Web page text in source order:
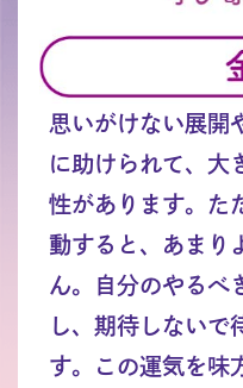
思いがけない展開
に助けられて、大
性があります。た
動すると、あまり
ん。自分のやるべ
し、期待しないで
す。この運気を味